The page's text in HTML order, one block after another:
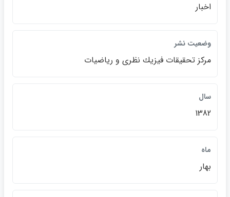
اخبار
وضعيت نشر
مركز تحقيقات فيزيك نظري و رياضيات
سال
1382
ماه
بهار